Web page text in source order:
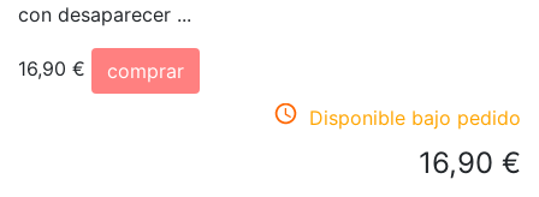
con desaparecer ...
16,90 €
comprar
Disponible bajo pedido
16,90 €